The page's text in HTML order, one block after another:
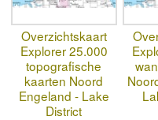
Overzichtskaart
Explorer 25.000
topografische
kaarten Noord
Engeland - Lake
District